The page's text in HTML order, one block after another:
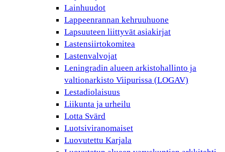
Lainhuudot
Lappeenrannan kehruuhuone
Lapsuuteen liittyvät asiakirjat
Lastensiirtokomitea
Lastenvalvojat
Leningradin alueen arkistohallinto ja
valtionarkisto Viipurissa (LOGAV)
Lestadiolaisuus
Liikunta ja urheilu
Lotta Svärd
Luotsiviranomaiset
Luovutettu Karjala